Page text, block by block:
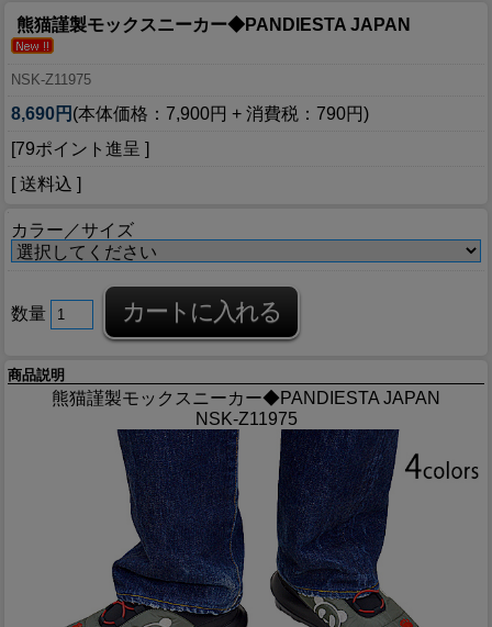
熊猫謹製モックスニーカー◆PANDIESTA JAPAN
NSK-Z11975
8,690円 (本体価格：7,900円 + 消費税：790円)
[79ポイント進呈 ]
[ 送料込 ]
カラー／サイズ
数量
商品説明
熊猫謹製モックスニーカー◆PANDIESTA JAPAN
NSK-Z11975